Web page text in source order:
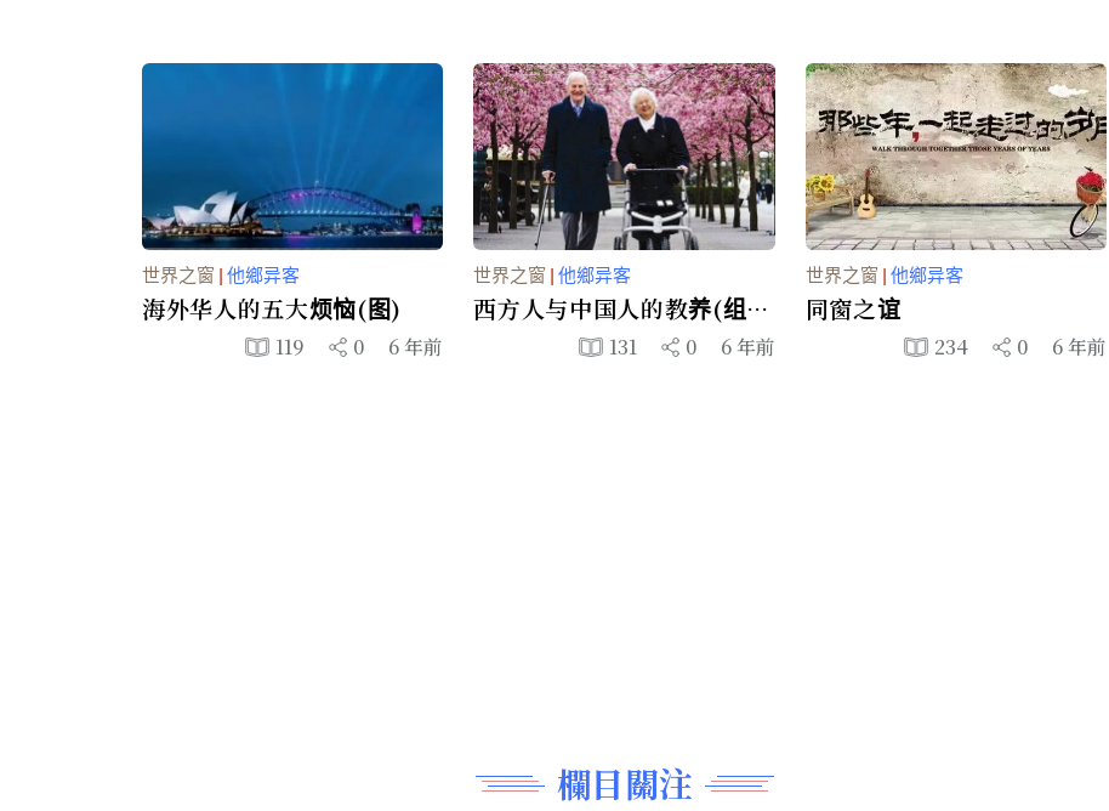
世界之窗 |他鄉异客
海外华人的五大烦恼(图)
119 0 6 年前
世界之窗 |他鄉异客
西方人与中国人的教养(组
131 0 6 年前
世界之窗 |他鄉异客
同窗之谊
234 0 6 年前
欄目關注